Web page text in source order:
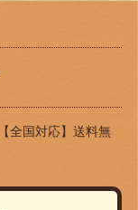
【全国対応】送料無